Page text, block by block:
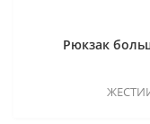
Рюкзак